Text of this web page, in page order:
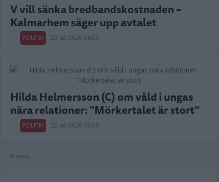
V vill sänka bredbandskostnaden –
Kalmarhem säger upp avtalet
POLITIK 23 juli 2026 04.00
Hilda Helmersson (C) om våld i ungas
nära relationer: "Mörkertalet är stort”
POLITIK 22 juli 2026 18.00
Annons: